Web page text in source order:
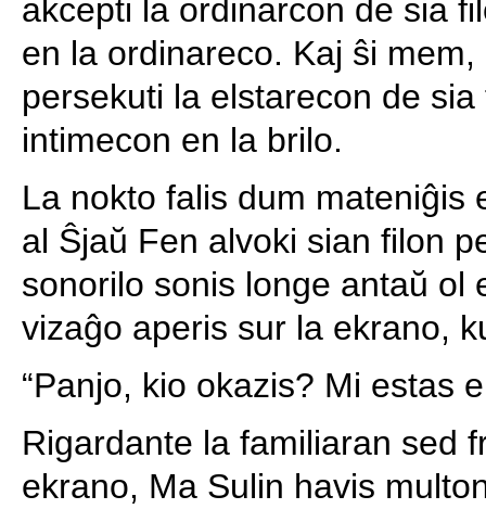
akcepti la ordinarcon de sia
en la ordinareco. Kaj ŝi
persekuti la elstarecon de
intimecon en la brilo.
La nokto falis dum mateniĝis
al Ŝjaŭ Fen alvoki sian filon
sonorilo sonis longe antaŭ ol
vizaĝo aperis sur la ekrano,
“Panjo, kio okazis? Mi estas
Rigardante la familiaran sed
ekrano, Ma Sulin havis